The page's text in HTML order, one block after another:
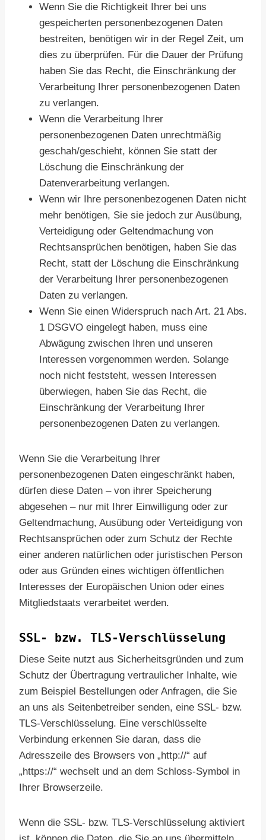
Wenn Sie die Richtigkeit Ihrer bei uns
gespeicherten personenbezogenen Daten
bestreiten, benötigen wir in der Regel Zeit, um
dies zu überprüfen. Für die Dauer der Prüfung
haben Sie das Recht, die Einschränkung der
Verarbeitung Ihrer personenbezogenen Daten
zu verlangen.
Wenn die Verarbeitung Ihrer
personenbezogenen Daten unrechtmäßig
geschah/geschieht, können Sie statt der
Löschung die Einschränkung der
Datenverarbeitung verlangen.
Wenn wir Ihre personenbezogenen Daten nicht
mehr benötigen, Sie sie jedoch zur Ausübung,
Verteidigung oder Geltendmachung von
Rechtsansprüchen benötigen, haben Sie das
Recht, statt der Löschung die Einschränkung
der Verarbeitung Ihrer personenbezogenen
Daten zu verlangen.
Wenn Sie einen Widerspruch nach Art. 21 Abs.
1 DSGVO eingelegt haben, muss eine
Abwägung zwischen Ihren und unseren
Interessen vorgenommen werden. Solange
noch nicht feststeht, wessen Interessen
überwiegen, haben Sie das Recht, die
Einschränkung der Verarbeitung Ihrer
personenbezogenen Daten zu verlangen.
Wenn Sie die Verarbeitung Ihrer
personenbezogenen Daten eingeschränkt haben,
dürfen diese Daten – von ihrer Speicherung
abgesehen – nur mit Ihrer Einwilligung oder zur
Geltendmachung, Ausübung oder Verteidigung von
Rechtsansprüchen oder zum Schutz der Rechte
einer anderen natürlichen oder juristischen Person
oder aus Gründen eines wichtigen öffentlichen
Interesses der Europäischen Union oder eines
Mitgliedstaats verarbeitet werden.
SSL- bzw. TLS-Verschlüsselung
Diese Seite nutzt aus Sicherheitsgründen und zum
Schutz der Übertragung vertraulicher Inhalte, wie
zum Beispiel Bestellungen oder Anfragen, die Sie
an uns als Seitenbetreiber senden, eine SSL- bzw.
TLS-Verschlüsselung. Eine verschlüsselte
Verbindung erkennen Sie daran, dass die
Adresszeile des Browsers von „http://“ auf
„https://“ wechselt und an dem Schloss-Symbol in
Ihrer Browserzeile.
Wenn die SSL- bzw. TLS-Verschlüsselung aktiviert